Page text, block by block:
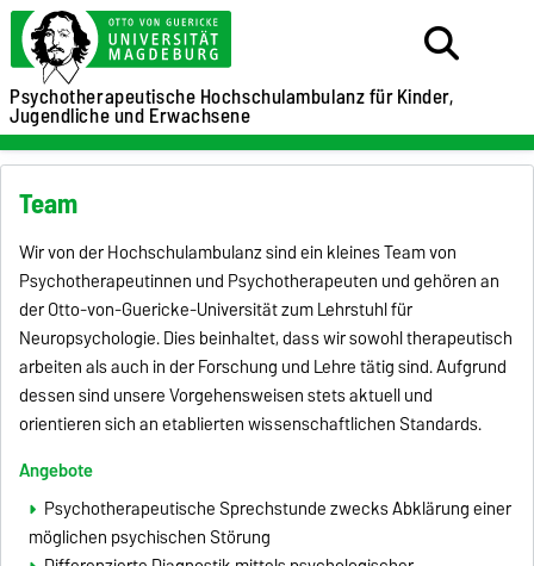
Psychotherapeutische Hochschulambulanz fürKinder,
Jugendliche und Erwachsene
Team
Wir von der Hochschulambulanz sind ein kleines Team von
Psychotherapeutinnen und Psychotherapeuten und gehören an
der Otto-von-Guericke-Universität zum Lehrstuhl für
Neuropsychologie. Dies beinhaltet, dass wir sowohl therapeutisch
arbeiten als auch in der Forschung und Lehre tätig sind. Aufgrund
dessen sind unsere Vorgehensweisen stets aktuell und
orientieren sich an etablierten wissenschaftlichen Standards.
Angebote
Psychotherapeutische Sprechstunde zwecks Abklärung einer
möglichen psychischen Störung